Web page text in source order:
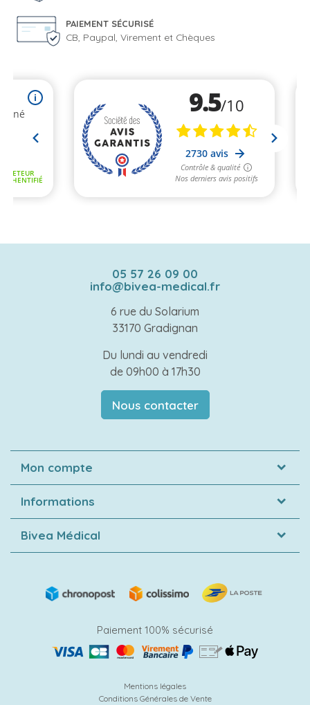
PAIEMENT SÉCURISÉ
CB, Paypal, Virement et Chèques
05 57 26 09 00
info@bivea-medical.fr
6 rue du Solarium
33170 Gradignan
Du lundi au vendredi
de 09h00 à 17h30
Nous contacter
Mon compte
Informations
Bivea Médical
Paiement 100% sécurisé
Mentions légales
Conditions Générales de Vente